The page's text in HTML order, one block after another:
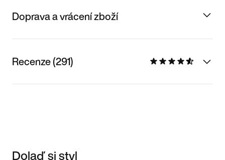
Doprava a vrácení zboží
Recenze (291)
Dolaď si styl